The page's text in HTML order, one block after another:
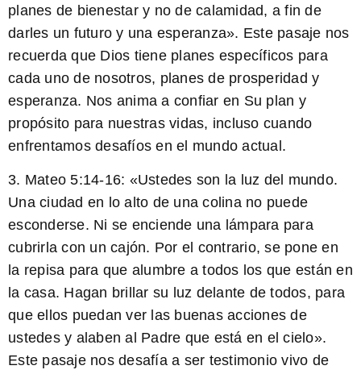
planes de bienestar y no de calamidad, a fin de
darles un futuro y una esperanza». Este pasaje nos
recuerda que Dios tiene planes específicos para
cada uno de nosotros, planes de prosperidad y
esperanza. Nos anima a confiar en Su plan y
propósito para nuestras vidas, incluso cuando
enfrentamos desafíos en el mundo actual.
3. Mateo 5:14-16: «Ustedes son la luz del mundo.
Una ciudad en lo alto de una colina no puede
esconderse. Ni se enciende una lámpara para
cubrirla con un cajón. Por el contrario, se pone en
la repisa para que alumbre a todos los que están en
la casa. Hagan brillar su luz delante de todos, para
que ellos puedan ver las buenas acciones de
ustedes y alaben al Padre que está en el cielo».
Este pasaje nos desafía a ser testimonio vivo de